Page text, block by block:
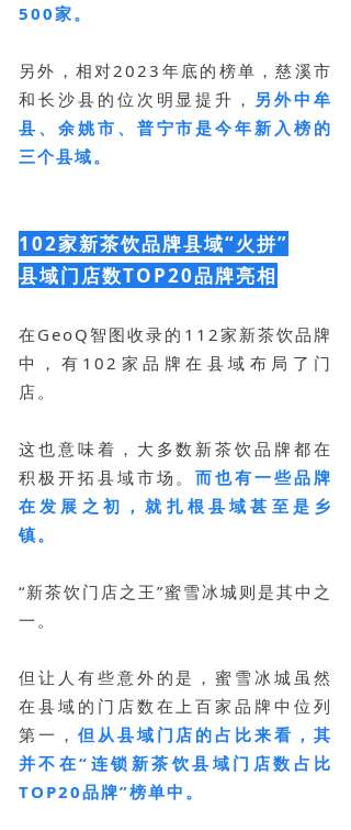
500家。
另外，相对2023年底的榜单，慈溪市
和长沙县的位次明显提升， 另外中牟
县、余姚市、普宁市是今年新入榜的
三个县域。
102家新茶饮品牌县域“火拼”
县域门店数TOP20品牌亮相
在GeoQ智图收录的112家新茶饮品牌
中，有102家品牌在县域布局了门
店。
这也意味着，大多数新茶饮品牌都在
积极开拓县域市场。而也有一些品牌
在发展之初，就扎根县域甚至是乡
镇。
“新茶饮门店之王”蜜雪冰城则是其中之
一。
但让人有些意外的是，蜜雪冰城虽然
在县域的门店数在上百家品牌中位列
第一， 但从县域门店的占比来看，其
并不在“连锁新茶饮县域门店数占比
TOP20品牌”榜单中。